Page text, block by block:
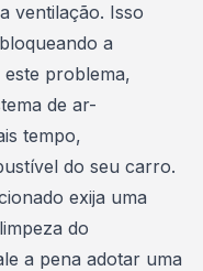
ventilação. Isso
a
problema,
de ar-
tempo,
do seu carro.
exija uma
do
a pena adotar uma